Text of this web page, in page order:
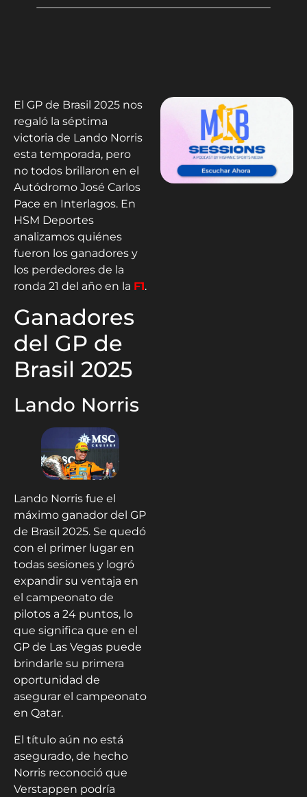
El GP de Brasil 2025 nos
regaló la séptima
victoria de Lando Norris
esta temporada, pero
no todos brillaron en el
Autódromo José Carlos
Pace en Interlagos. En
HSM Deportes
analizamos quiénes
fueron los ganadores y
los perdedores de la
ronda 21 del año en la F1.
Ganadores
del GP de
Brasil 2025
Lando Norris
Lando Norris fue el
máximo ganador del GP
de Brasil 2025. Se quedó
con el primer lugar en
todas sesiones y logró
expandir su ventaja en
el campeonato de
pilotos a 24 puntos, lo
que significa que en el
GP de Las Vegas puede
brindarle su primera
oportunidad de
asegurar el campeonato
en Qatar.
El título aún no está
asegurado, de hecho
Norris reconoció que
Verstappen podría